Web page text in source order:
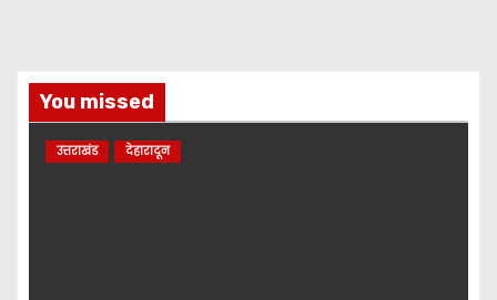
You missed
उत्तराखंड देहारादून